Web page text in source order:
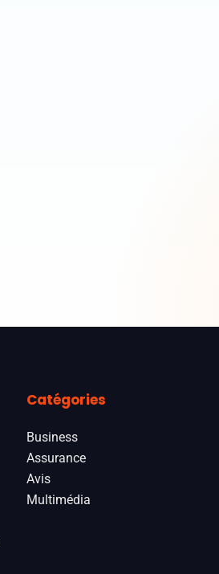
Catégories
Business
Assurance
Avis
Multimédia